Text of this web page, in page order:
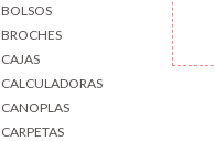
BOLSOS
BROCHES
CAJAS
CALCULADORAS
CANOPLAS
CARPETAS